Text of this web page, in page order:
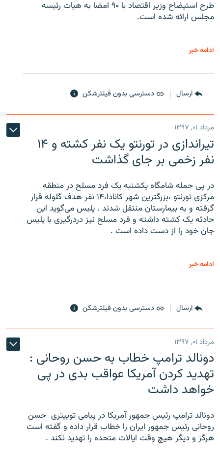
طرح استیضاح وزیر اقتصاد با ۹۰ امضا به هیات رئیسه
مجلس ارائه شده است.
ادامه خبر
ارسال دسترسی بدون فیلترشکن
مرداد ۰۱, ۱۳۹۷
تیراندازی در تورنتو یک نفر کشته و ۱۴
نفر زخمی بر جای گذاشت
در پی حمله شامگاه یکشنبه یک فرد مسلح در منطقه
مرکزی تورنتو ،‌بزرگترین شهر کانادا،۱۴ نفر هدف گلوله قرار
گرفته و به بیمارستان منتقل شدند . پلیس می‌گوید این
حادثه یک کشته داشته و فرد مسلح نیز دردرگیری با پلیس
جان خود را از دست داده است .
ادامه خبر
ارسال دسترسی بدون فیلترشکن
مرداد ۰۱, ۱۳۹۷
دونالد ترامپ خطاب به حسن روحانی :
تهدید کردن آمریکا عواقب بدی در پی
خواهد داشت
دونالد ترامپ رئیس جمهور آمریکا در پیامی توییتری ‌ حسن
روحانی رئیس جمهور ایران را خطاب قرار داده و گفته است
هرگز و دیگر هیچ وقت ایالات متحده را تهدید نکند .